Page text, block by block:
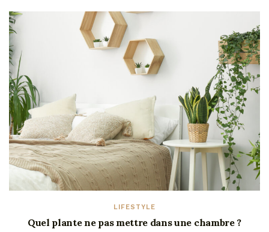
LIFESTYLE
Quel plante ne pas mettre dans une chambre ?